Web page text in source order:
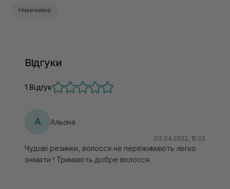
Німеччина
Відгуки
1 Відгук
А Альона
03.04.2022, 15:22
Чудові резинки, волосся не пережимають легко
знімати ! Тримають добре волосся.